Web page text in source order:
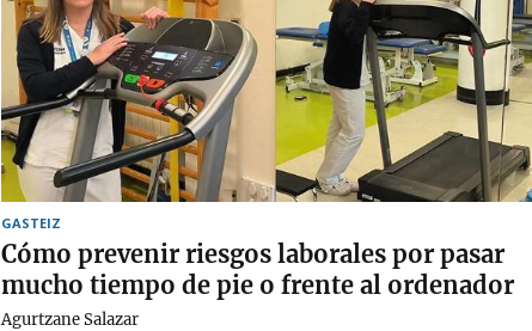
GASTEIZ
Cómo prevenir riesgos laborales por pasar
mucho tiempo de pie o frente al ordenador
Agurtzane Salazar